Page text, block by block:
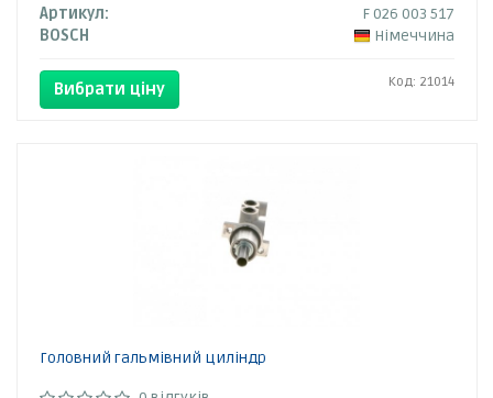
Артикул:
F 026 003 517
BOSCH
Німеччина
Вибрати ціну Код: 21014
Головний гальмівний циліндр